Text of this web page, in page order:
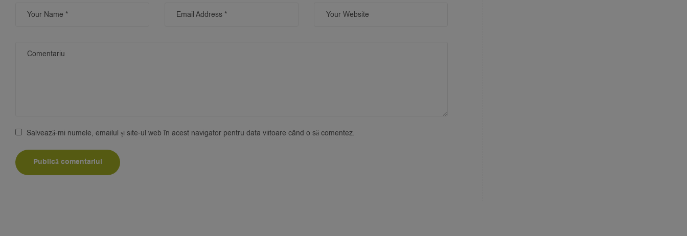
Salvează-mi numele, emailul și site-ul web în acest navigator pentru data viitoare când o să comentez.